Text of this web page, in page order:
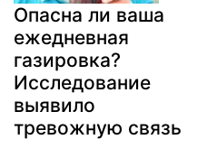
Опасна ли ваша
ежедневная
газировка?
Исследование
выявило
тревожную связь